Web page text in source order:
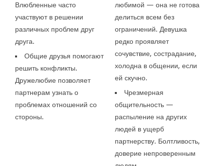
Влюбленные часто
участвуют в решении
различных проблем друг
друга.
Общие друзья помогают
решить конфликты.
Дружелюбие позволяет
партнерам узнать о
проблемах отношений со
стороны.
любимой — она не готова
делиться всем без
ограничений. Девушка
редко проявляет
сочувствие, сострадание,
холодна в общении, если
ей скучно.
Чрезмерная
общительность —
распыление на других
людей в ущерб
партнерству. Болтливость,
доверие непроверенным